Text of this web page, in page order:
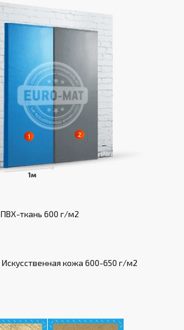
ПВХ-ткань 600 г/м2
Искусcтвенная кожа 600-650 г/м2